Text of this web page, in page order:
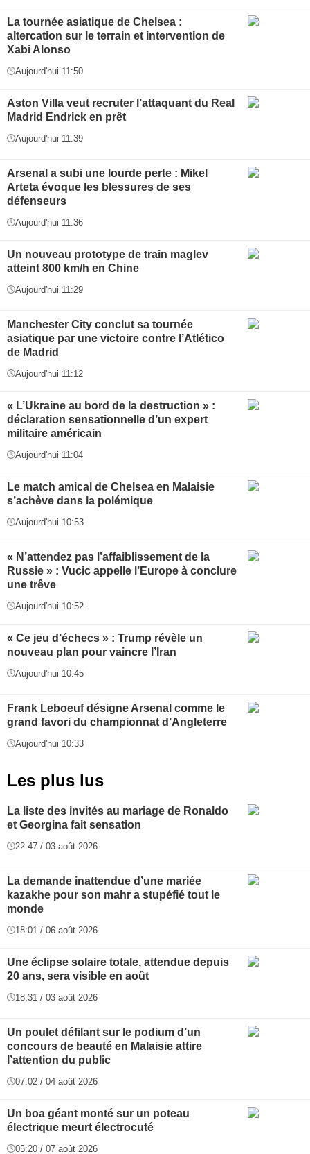
La tournée asiatique de Chelsea :
altercation sur le terrain et intervention de
Xabi Alonso
Aujourd'hui 11:50
Aston Villa veut recruter l’attaquant du Real
Madrid Endrick en prêt
Aujourd'hui 11:39
Arsenal a subi une lourde perte : Mikel
Arteta évoque les blessures de ses
défenseurs
Aujourd'hui 11:36
Un nouveau prototype de train maglev
atteint 800 km/h en Chine
Aujourd'hui 11:29
Manchester City conclut sa tournée
asiatique par une victoire contre l’Atlético
de Madrid
Aujourd'hui 11:12
« L’Ukraine au bord de la destruction » :
déclaration sensationnelle d’un expert
militaire américain
Aujourd'hui 11:04
Le match amical de Chelsea en Malaisie
s’achève dans la polémique
Aujourd'hui 10:53
« N’attendez pas l’affaiblissement de la
Russie » : Vucic appelle l’Europe à conclure
une trêve
Aujourd'hui 10:52
« Ce jeu d’échecs » : Trump révèle un
nouveau plan pour vaincre l’Iran
Aujourd'hui 10:45
Frank Leboeuf désigne Arsenal comme le
grand favori du championnat d’Angleterre
Aujourd'hui 10:33
Les plus lus
La liste des invités au mariage de Ronaldo
et Georgina fait sensation
22:47 / 03 août 2026
La demande inattendue d’une mariée
kazakhe pour son mahr a stupéfié tout le
monde
18:01 / 06 août 2026
Une éclipse solaire totale, attendue depuis
20 ans, sera visible en août
18:31 / 03 août 2026
Un poulet défilant sur le podium d’un
concours de beauté en Malaisie attire
l’attention du public
07:02 / 04 août 2026
Un boa géant monté sur un poteau
électrique meurt électrocuté
05:20 / 07 août 2026